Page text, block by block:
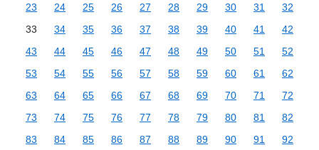
23
24 25 26 27 28 29 30 31
32
33
34 35 36 37 38 39 40 41
42
43
44 45 46 47 48 49 50 51
52
53
54 55 56 57 58 59 60 61
62
63
64 65 66 67 68 69 70 71
72
73
74 75 76 77 78 79 80 81
82
83
84 85 86 87 88 89 90 91
92